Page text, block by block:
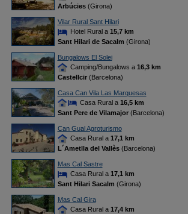
Arbúcies(Girona)
Vilar Rural Sant Hilari
Hotel Rural a 15,7 km
Sant Hilari de Sacalm (Girona)
Bungalows El Solei
Camping/Bungalows a 16,3 km
Castellcir(Barcelona)
Casa Can Vila Las Marquesas
Casa Rural a 16,5 km
Sant Pere de Vilamajor(Barcelona)
Can Gual Agroturismo
Casa Rural a 17,1 km
L´Ametlla del Vallès(Barcelona)
Mas Cal Sastre
Casa Rural a 17,1 km
Sant Hilari Sacalm (Girona)
Mas Cal Gira
Casa Rural a 17,4 km